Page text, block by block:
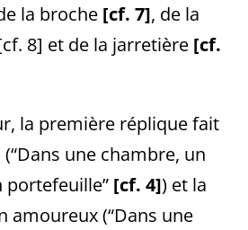
la broche [cf. 7], de la
8] et de la jarretière [cf.
la première réplique fait
une chambre, un
[cf. 4]) et la
amoureux (“Dans une